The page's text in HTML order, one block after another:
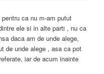
ca nu m-am putut
ele si in alte parti , nu ca
daca am de unde alege,
de unde alege , asa ca pot
iar de acum inainte